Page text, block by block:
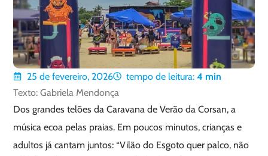
25 de fevereiro, 2026 tempo de leitura: 4 min
Texto: Gabriela Mendonça
Dos grandes telões da Caravana de Verão da Corsan, a
música ecoa pelas praias. Em poucos minutos, crianças e
adultos já cantam juntos: “Vilão do Esgoto quer palco, não